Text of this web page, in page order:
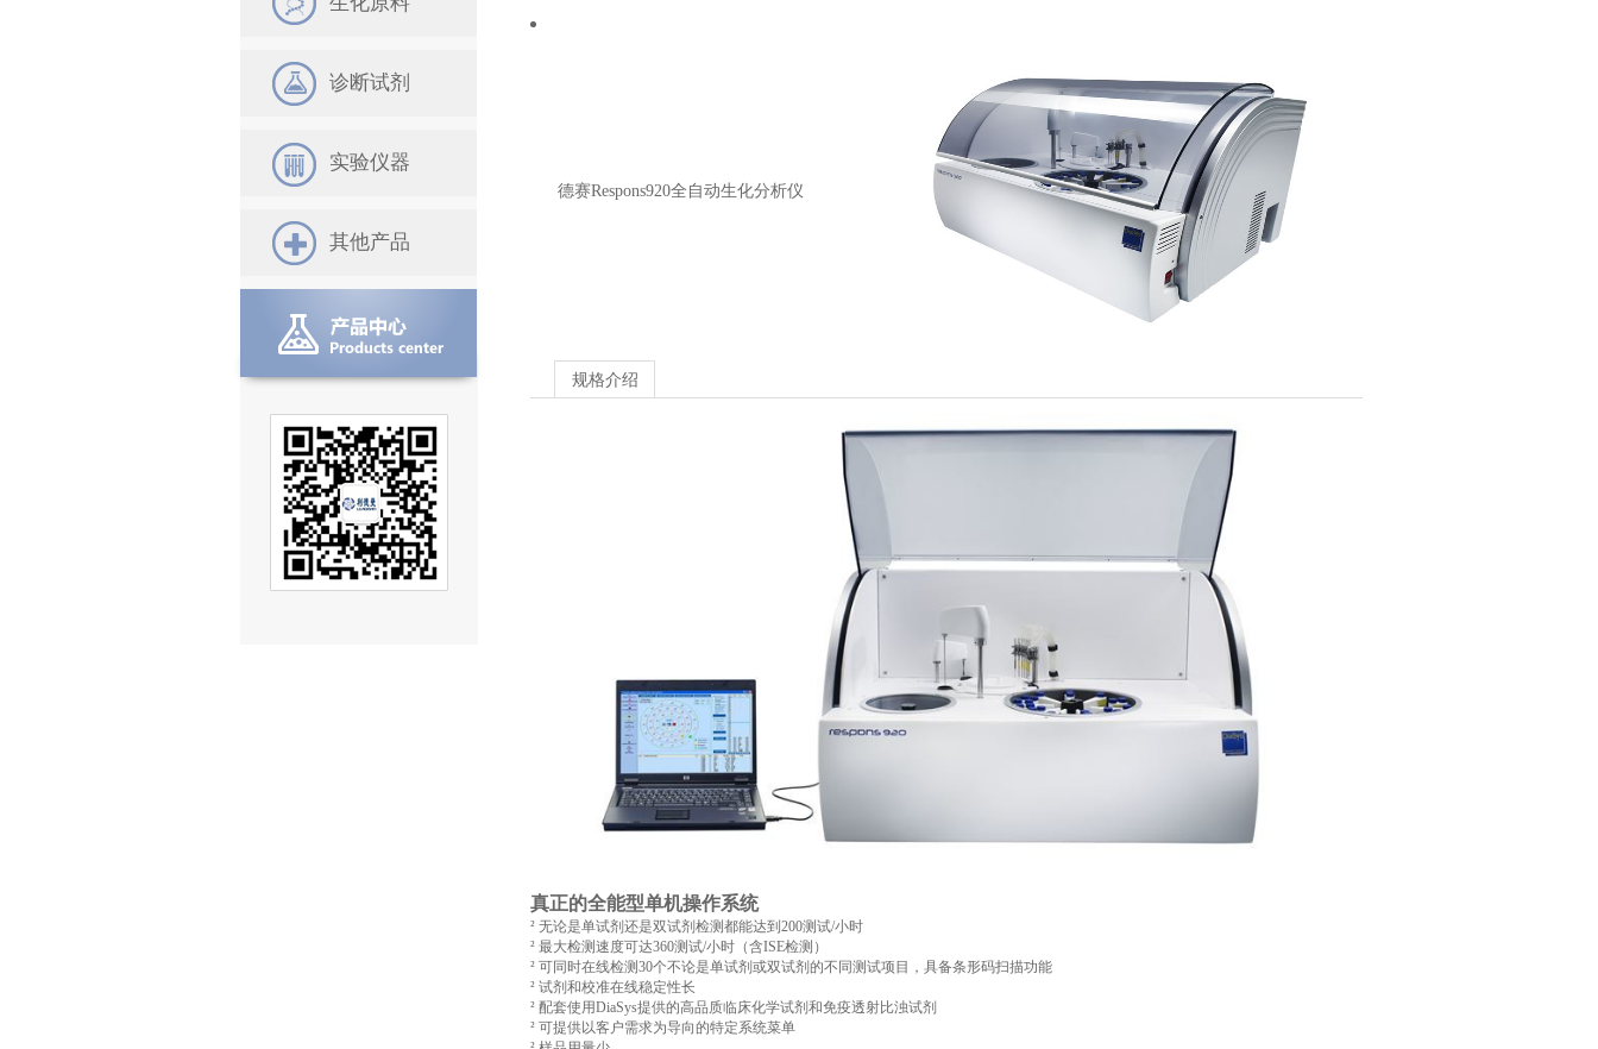
诊断试剂
实验仪器
其他产品
德赛Respons920全自动生化分析仪
规格介绍
真正的全能型单机操作系统
² 无论是单试剂还是双试剂检测都能达到200测试/小时
² 最大检测速度可达360测试/小时（含ISE检测）
² 可同时在线检测30个不论是单试剂或双试剂的不同测试项目，具备条形码扫描功能
² 试剂和校准在线稳定性长
² 配套使用DiaSys提供的高品质临床化学试剂和免疫透射比浊试剂
² 可提供以客户需求为导向的特定系统菜单